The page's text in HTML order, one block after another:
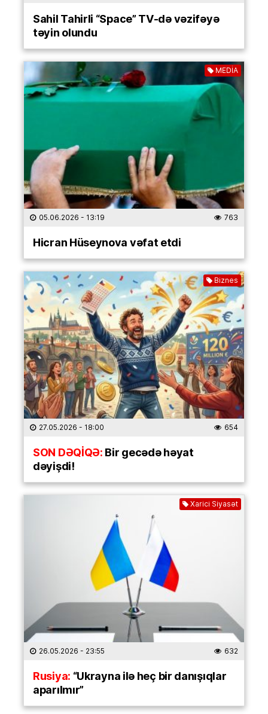
Sahil Tahirli “Space” TV-də vəzifəyə
təyin olundu
MEDİA
05.06.2026 - 13:19 763
Hicran Hüseynova vəfat etdi
Biznes
27.05.2026 - 18:00 654
SON DƏQİQƏ:Bir gecədə həyat
dəyişdi!
Xarici Siyasət
26.05.2026 - 23:55 632
Rusiya: “Ukrayna ilə heç bir danışıqlar
aparılmır”